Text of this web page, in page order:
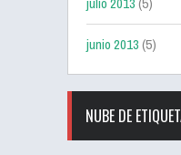
junio 2013(5)
NUBE DE